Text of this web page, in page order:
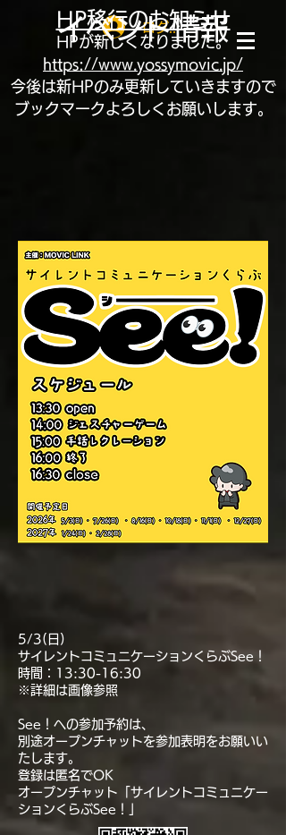
ログイン
イベント情報
HP移行のお知らせ
HPが新しくなりました。
https://www.yossymovic.jp/
​今後は新HPのみ更新していきますので
ブックマークよろしくお願いします。
5/3(日)
サイレントコミュニケーションくらぶSee！
時間：13:30-16:30
※詳細は画像参照
See！への参加予約は、
別途オープンチャットを参加表明をお願いい
たします。
登録は匿名でOK
オープンチャット「サイレントコミュニケー
ションくらぶSee！」